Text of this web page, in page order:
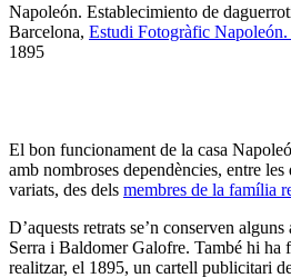
Napoleón. Establecimiento de
Barcelona, Estudi Fotogràfic
1895
El bon funcionament de la casa
amb nombroses dependències, entre les
variats, des dels membres de la família
D’aquests retrats se’n conserven
Serra i Baldomer Galofre. També hi ha
realitzar, el 1895, un cartell publicitari